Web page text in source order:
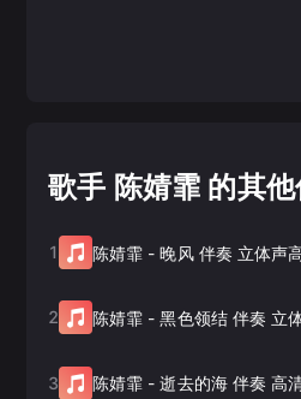
歌手 陈婧霏 的其
1 陈婧霏 -晚风 伴奏 立体声
2 陈婧霏 -黑色领结 伴奏 立
3 陈婧霏 -逝去的海 伴奏 高